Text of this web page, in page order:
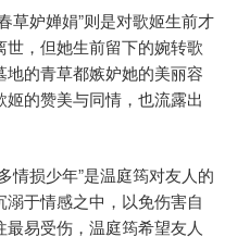
草妒婵娟”则是对歌姬生前才
，但她生前留下的婉转歌
的青草都嫉妒她的美丽容
的赞美与同情，也流露出
情损少年”是温庭筠对友人的
于情感之中，以免伤害自
易受伤，温庭筠希望友人